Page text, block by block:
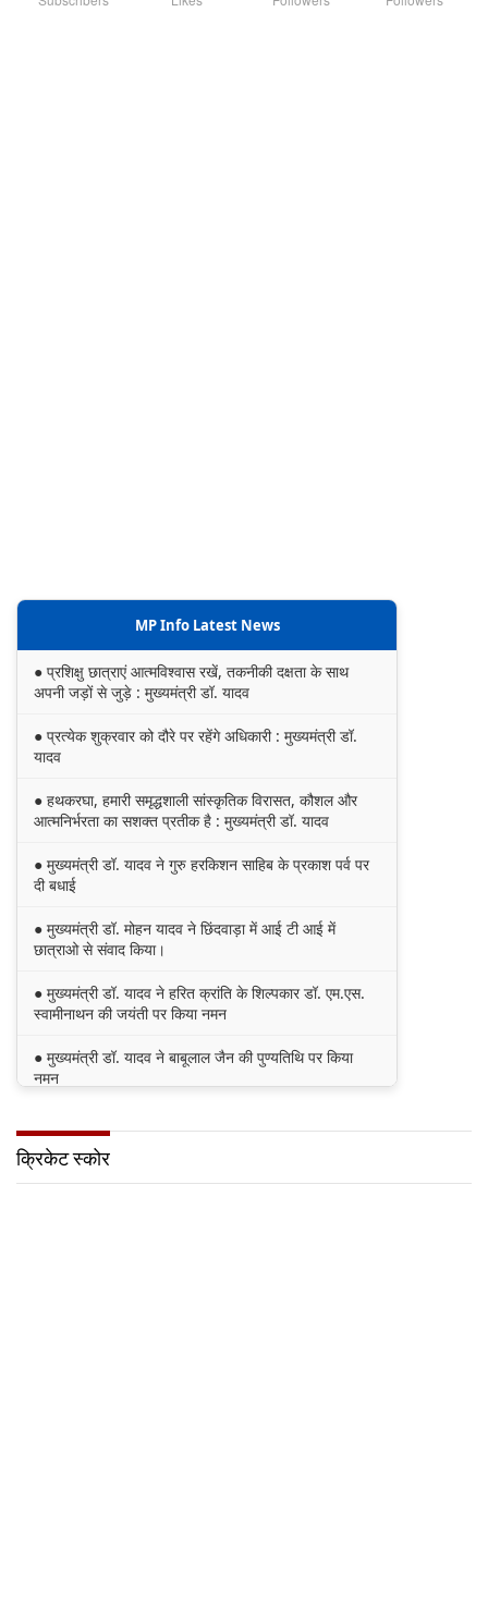
MP Info Latest News
● प्रशिक्षु छात्राएं आत्मविश्वास रखें, तकनीकी दक्षता के साथ
अपनी जड़ों से जुड़े : मुख्यमंत्री डॉ. यादव
● प्रत्येक शुक्रवार को दौरे पर रहेंगे अधिकारी : मुख्यमंत्री डॉ.
यादव
● हथकरघा, हमारी समृद्धशाली सांस्कृतिक विरासत, कौशल और
आत्मनिर्भरता का सशक्त प्रतीक है : मुख्यमंत्री डॉ. यादव
● मुख्यमंत्री डॉ. यादव ने गुरु हरकिशन साहिब के प्रकाश पर्व पर
दी बधाई
● मुख्यमंत्री डॉ. मोहन यादव ने छिंदवाड़ा में आई टी आई में
छात्राओ से संवाद किया।
● मुख्यमंत्री डॉ. यादव ने हरित क्रांति के शिल्पकार डॉ. एम.एस.
स्वामीनाथन की जयंती पर किया नमन
● मुख्यमंत्री डॉ. यादव ने बाबूलाल जैन की पुण्यतिथि पर किया
नमन
पर की श्रद्धांजलि अर्पित
क्रिकेट स्कोर